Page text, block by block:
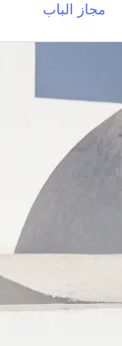
مجاز الباب